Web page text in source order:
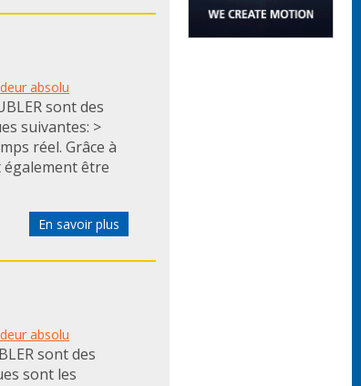
absolu
sont des
suivantes: >
réel. Grâce à
être
En savoir plus
absolu
sont des
sont les